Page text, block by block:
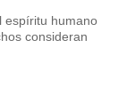
espíritu humano
consideran